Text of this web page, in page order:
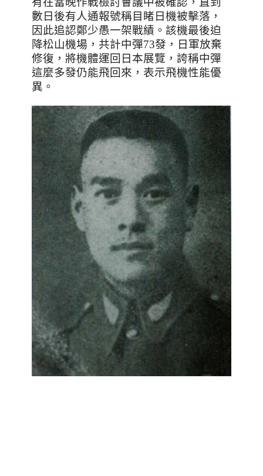
數日後有人通報號稱目睹日機被擊落，
因此追認鄭少愚一架戰績。該機最後迫
降松山機場，共計中彈73發，日軍放棄
修復，將機體運回日本展覽，誇稱中彈
這麼多發仍能飛回來，表示飛機性能優
異。